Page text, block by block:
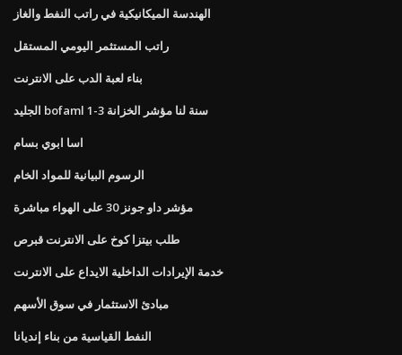
الهندسة الميكانيكية في راتب النفط والغاز
راتب المستثمر اليومي المستقل
بناء لعبة الدب على الانترنت
الجليد bofaml 1-3 سنة لنا مؤشر الخزانة
اسا ابوي بسام
الرسوم البيانية للمواد الخام
مؤشر داو جونز 30 على الهواء مباشرة
طلب بيتزا كوخ على الانترنت قبرص
خدمة الإيرادات الداخلية الايداع على الانترنت
مبادئ الاستثمار في سوق الأسهم
النفط القياسية من بناء إنديانا